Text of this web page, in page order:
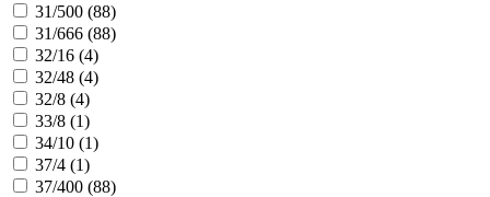
31/500 (88)
31/666 (88)
32/16 (4)
32/48 (4)
32/8 (4)
33/8 (1)
34/10 (1)
37/4 (1)
37/400 (88)